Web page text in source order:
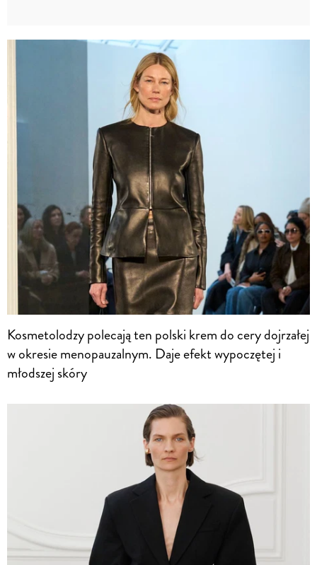
Kosmetolodzy polecają ten polski krem do cery dojrzałej
w okresie menopauzalnym. Daje efekt wypoczętej i
młodszej skóry